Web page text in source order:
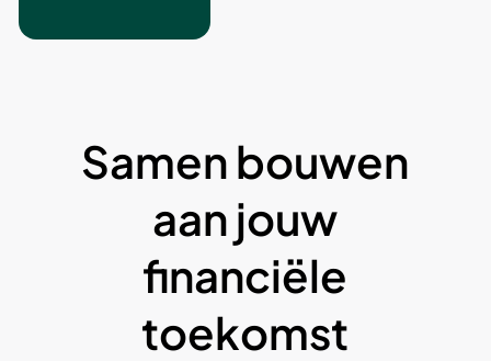
Samen bouwen
aan jouw
financiële
toekomst